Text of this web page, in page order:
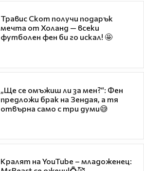
Травис Скот получи подарък
мечта от Холанд — всеки
футболен фен би го искал! 🤩
„Ще се омъжиш ли за мен?“: Фен
предложи брак на Зендая, а тя
отвърна само с три думи😅
Кралят на YouTube – младоженец: